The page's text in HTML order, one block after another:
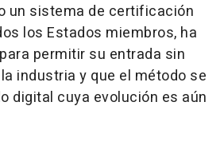
un sistema de certificación
los Estados miembros, ha
permitir su entrada sin
industria y que el método se
digital cuya evolución es aún